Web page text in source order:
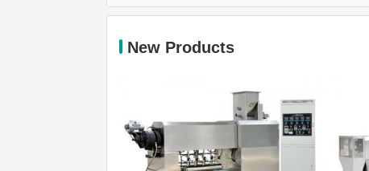
New Products